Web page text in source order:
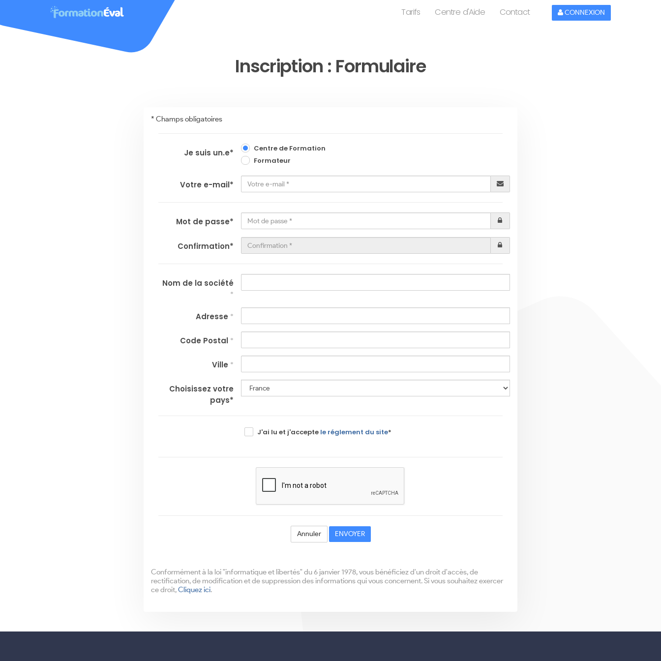
CONNEXION
Tarifs Centre d'Aide Contact
Inscription : Formulaire
* Champs obligatoires
Je suis un.e*
Centre de Formation
Formateur
Votre e-mail*
Mot de passe*
Confirmation*
Nom de la société
*
Adresse *
Code Postal *
Ville *
Choisissez votre
pays*
J'ai lu et j'accepte le réglement du site*
Annuler ENVOYER
Conformément à la loi "informatique et libertés" du 6 janvier 1978, vous bénéficiez d'un droit d'accès, de
rectification, de modification et de suppression des informations qui vous concernent. Si vous souhaitez exercer
ce droit,Cliquez ici.